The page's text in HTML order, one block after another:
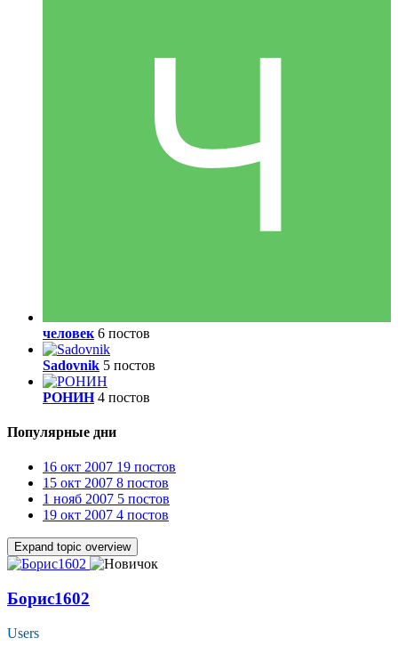
человек 6 постов
Sadovnik 5 постов
РОНИН 4 постов
Популярные дни
16 окт 2007 19 постов
15 окт 2007 8 постов
1 нояб 2007 5 постов
19 окт 2007 4 постов
Expand topic overview
Борис1602
Users